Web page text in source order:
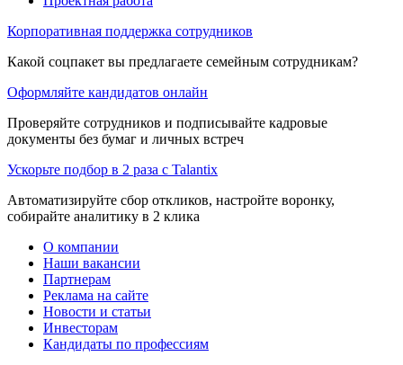
Корпоративная поддержка сотрудников
Какой соцпакет вы предлагаете семейным сотрудникам?
Оформляйте кандидатов онлайн
Проверяйте сотрудников и подписывайте кадровые
документы без бумаг и личных встреч
Ускорьте подбор в 2 раза с Talantix
Автоматизируйте сбор откликов, настройте воронку,
собирайте аналитику в 2 клика
О компании
Наши вакансии
Партнерам
Реклама на сайте
Новости и статьи
Инвесторам
Кандидаты по профессиям